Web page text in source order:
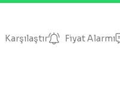
Karşılaştır Fiyat Alarmı